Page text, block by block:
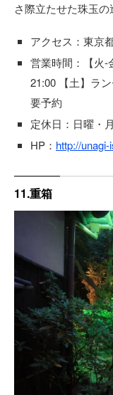
さ際立たせた珠玉の
アクセス：東京
営業時間：【火-
21:00 【土】ラ
要予約
定休日：日曜・
HP： http://
11.重箱